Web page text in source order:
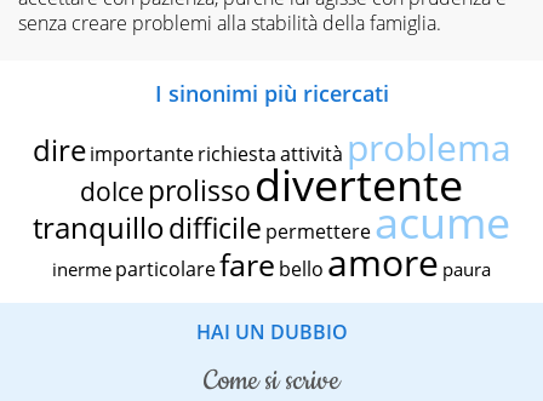
senza creare problemi alla stabilità della famiglia.
I sinonimi più ricercati
dire importante richiestaattività problema
dolce prolissodivertente
tranquillodifficile permettereacume
inerme particolarefare bello amore paura
HAI UN DUBBIO
come si scrive